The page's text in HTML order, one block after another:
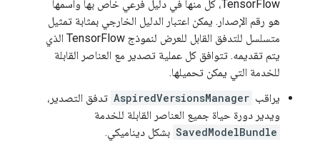
TensorFlow، كل منها في دليل فرعي خاص بها واسمها
هو رقم الإصدار. يمكن اعتبار الدليل الخارجي بمثابة تمثيل
متسلسل للتدفق القابل للعرض لنموذج TensorFlow الذي
يتم تقديمه. تتوافق كل عملية تصدير مع العناصر القابلة
للخدمة التي يمكن تحميلها.
يراقب AspiredVersionsManager تدفق التصدير،
ويدير دورة حياة جميع العناصر القابلة للخدمة
SavedModelBundle بشكل ديناميكي.